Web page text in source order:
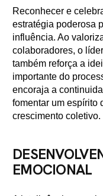
Reconhecer e
estratégia poderosa
influência. Ao
colaboradores, o
também reforça a
importante do
encoraja a
fomentar um espírito
crescimento coletivo.
EMOCIONAL